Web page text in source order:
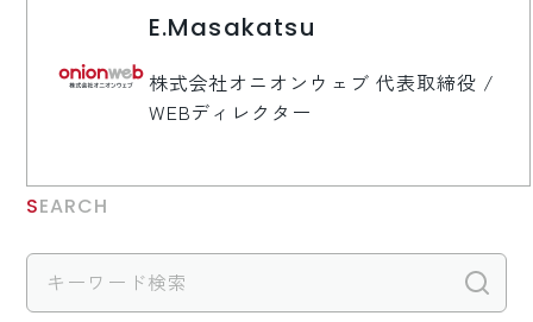
E.Masakatsu
株式会社オニオンウェブ 代表取締役 /
WEBディレクター
SEARCH